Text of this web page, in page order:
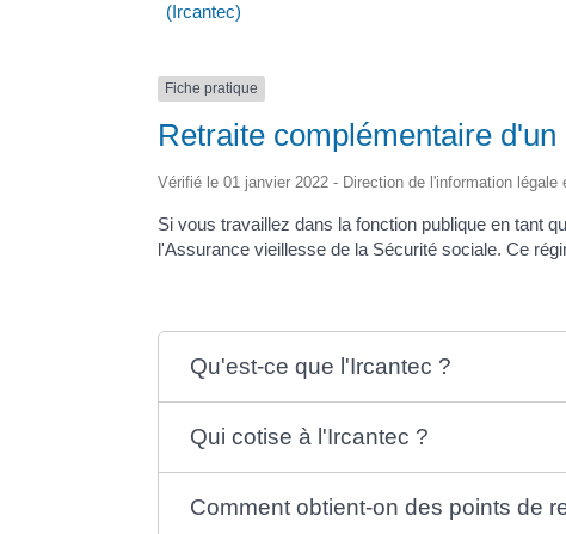
(Ircantec)
Fiche pratique
Retraite complémentaire
Vérifié le 01 janvier 2022 - Direction de l'information
Si vous travaillez dans la fonction publique en tant
l'Assurance vieillesse de la Sécurité sociale. Ce
Qu'est-ce que l'Ircantec ?
Qui cotise à l'Ircantec ?
Comment obtient-on des points de